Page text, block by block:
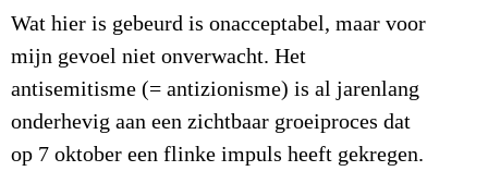
Wat hier is gebeurd is onacceptabel, maar voor
mijn gevoel niet onverwacht. Het
antisemitisme (= antizionisme) is al jarenlang
onderhevig aan een zichtbaar groeiproces dat
op 7 oktober een flinke impuls heeft gekregen.